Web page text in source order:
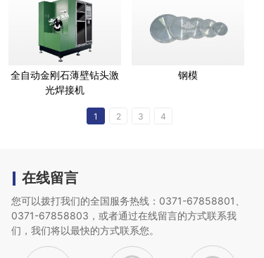
全自动金刚石薄壁钻头激
光焊接机
钢模
1 2 3 4
在线留言
您可以拨打我们的全国服务热线：0371-67858801、
0371-67858803，或者通过在线留言的方式联系我
们，我们将以最快的方式联系您。